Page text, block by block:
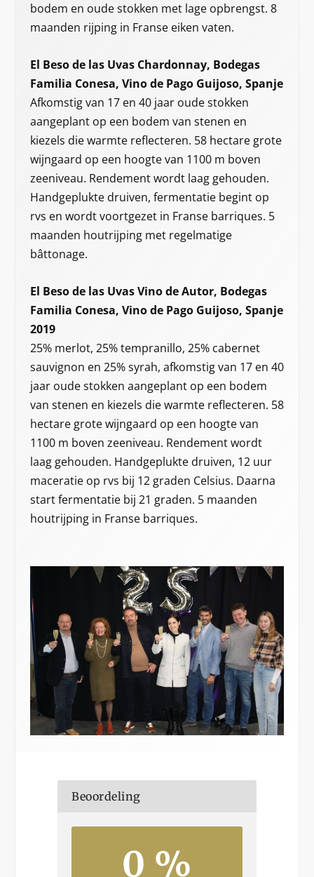
bodem en oude stokken met lage opbrengst. 8
maanden rijping in Franse eiken vaten.
El Beso de las Uvas Chardonnay, Bodegas
Familia Conesa, Vino de Pago Guijoso, Spanje
Afkomstig van 17 en 40 jaar oude stokken
aangeplant op een bodem van stenen en
kiezels die warmte reflecteren. 58 hectare grote
wijngaard op een hoogte van 1100 m boven
zeeniveau. Rendement wordt laag gehouden.
Handgeplukte druiven, fermentatie begint op
rvs en wordt voortgezet in Franse barriques. 5
maanden houtrijping met regelmatige
bâttonage.
El Beso de las Uvas Vino de Autor, Bodegas
Familia Conesa, Vino de Pago Guijoso, Spanje
2019
25% merlot, 25% tempranillo, 25% cabernet
sauvignon en 25% syrah, afkomstig van 17 en 40
jaar oude stokken aangeplant op een bodem
van stenen en kiezels die warmte reflecteren. 58
hectare grote wijngaard op een hoogte van
1100 m boven zeeniveau. Rendement wordt
laag gehouden. Handgeplukte druiven, 12 uur
maceratie op rvs bij 12 graden Celsius. Daarna
start fermentatie bij 21 graden. 5 maanden
houtrijping in Franse barriques.
Beoordeling
0 %